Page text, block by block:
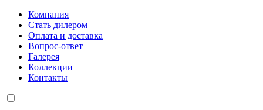
Компания
Стать дилером
Оплата и доставка
Вопрос-ответ
Галерея
Коллекции
Контакты